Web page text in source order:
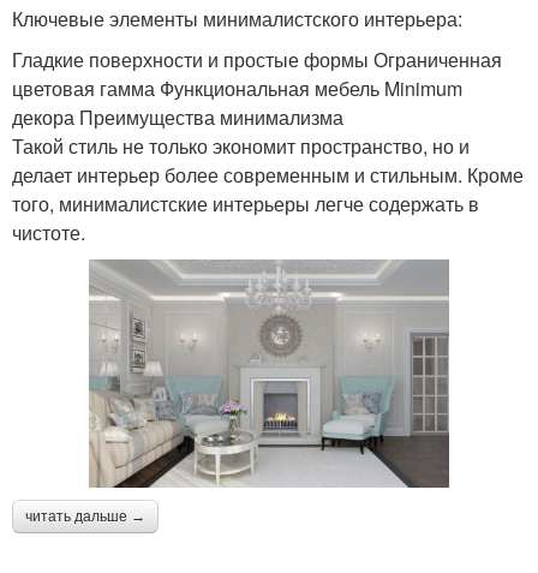
Ключевые элементы минималистского интерьера:
Гладкие поверхности и простые формы Ограниченная
цветовая гамма Функциональная мебель Minimum
декора Преимущества минимализма
Такой стиль не только экономит пространство, но и
делает интерьер более современным и стильным. Кроме
того, минималистские интерьеры легче содержать в
чистоте.
читать дальше →